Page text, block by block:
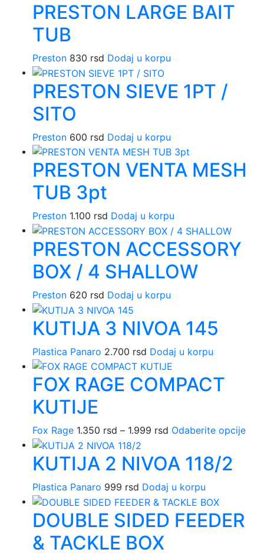
PRESTON LARGE BAIT
TUB
Preston 830 rsd Dodaj u korpu
PRESTON SIEVE 1PT /
SITO
Preston 600 rsd Dodaj u korpu
PRESTON VENTA MESH
TUB 3pt
Preston 1.100 rsd Dodaj u korpu
PRESTON ACCESSORY
BOX / 4 SHALLOW
Preston 620 rsd Dodaj u korpu
KUTIJA 3 NIVOA 145
Plastica Panaro 2.700 rsd Dodaj u korpu
FOX RAGE COMPACT
KUTIJE
Fox Rage 1.350 rsd – 1.999 rsd Raspon
od
1.350 rsd
do
1.999 rsd
Odaberite opcije
KUTIJA 2 NIVOA 118/2
Plastica Panaro 999 rsd Dodaj u korpu
DOUBLE SIDED FEEDER
& TACKLE BOX